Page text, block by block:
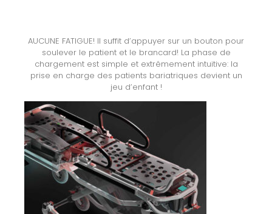
AUCUNE FATIGUE! Il suffit d’appuyer sur un bouton pour
soulever le patient et le brancard! La phase de
chargement est simple et extrêmement intuitive: la
prise en charge des patients bariatriques devient un
jeu d’enfant !